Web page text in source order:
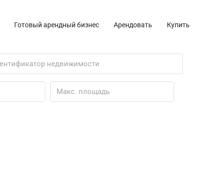
Готовый арендный бизнес Арендовать Купить